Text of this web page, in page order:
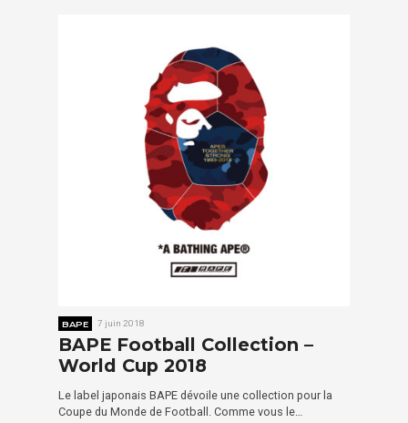
BAPE 7 juin 2018
BAPE Football Collection –
World Cup 2018
Le label japonais BAPE dévoile une collection pour la
Coupe du Monde de Football. Comme vous le…